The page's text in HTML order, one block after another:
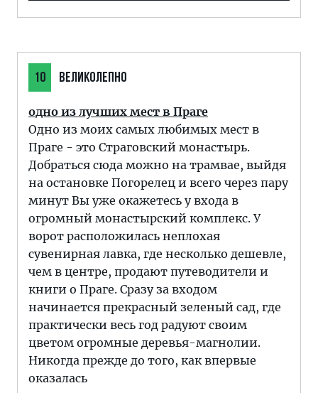
10 ВЕЛИКОЛЕПНО
одно из лучших мест в Праге
Одно из моих самых любимых мест в
Праге - это Страговский монастырь.
Добраться сюда можно на трамвае, выйдя
на остановке Погорелец и всего через пару
минут Вы уже окажетесь у входа в
огромный монастырский комплекс. У
ворот расположилась неплохая
сувенирная лавка, где несколько дешевле,
чем в центре, продают путеводители и
книги о Праге. Сразу за входом
начинается прекрасный зеленый сад, где
практически весь год радуют своим
цветом огромные деревья-магнолии.
Никогда прежде до того, как впервые
оказалась